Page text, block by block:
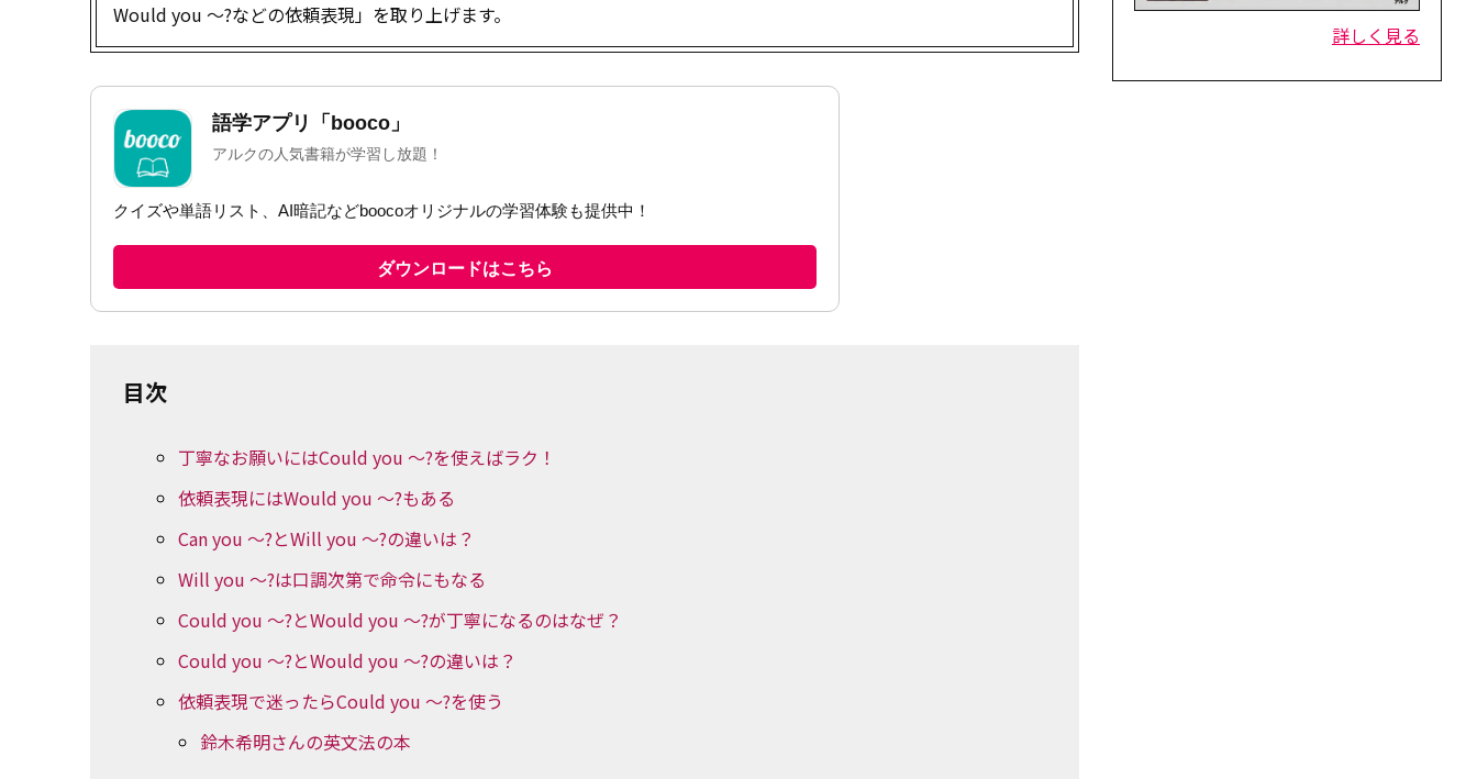
Would you ～?などの依頼表現」を取り上げます。
目次
丁寧なお願いにはCould you ～?を使えばラク！
依頼表現にはWould you ～?もある
Can you ～?とWill you ～?の違いは？
Will you ～?は口調次第で命令にもなる
Could you ～?とWould you ～?が丁寧になるのはなぜ？
Could you ～?とWould you ～?の違いは？
依頼表現で迷ったらCould you ～?を使う
鈴木希明さんの英文法の本
詳しく見る